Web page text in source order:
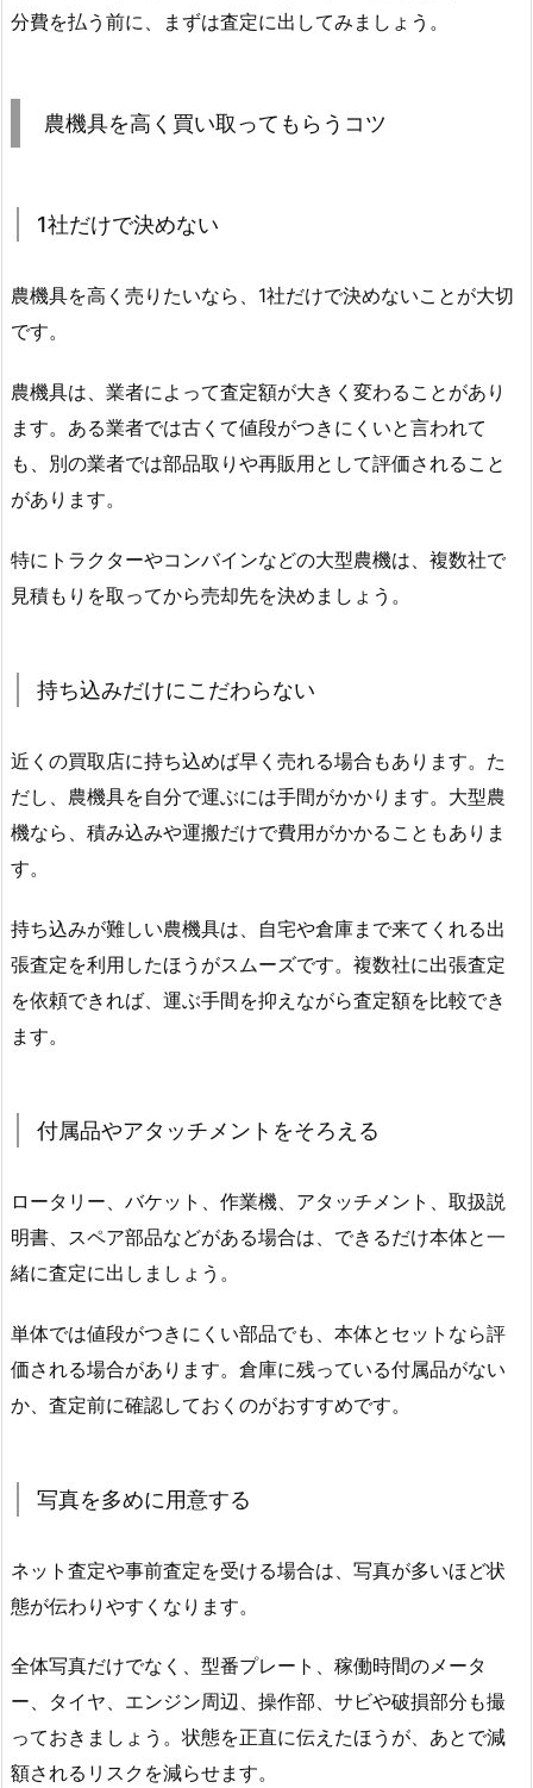
分費を払う前に、まずは査定に出してみましょう。
農機具を高く買い取ってもらうコツ
1社だけで決めない
農機具を高く売りたいなら、1社だけで決めないことが大切
です。
農機具は、業者によって査定額が大きく変わることがあり
ます。ある業者では古くて値段がつきにくいと言われて
も、別の業者では部品取りや再販用として評価されること
があります。
特にトラクターやコンバインなどの大型農機は、複数社で
見積もりを取ってから売却先を決めましょう。
持ち込みだけにこだわらない
近くの買取店に持ち込めば早く売れる場合もあります。た
だし、農機具を自分で運ぶには手間がかかります。大型農
機なら、積み込みや運搬だけで費用がかかることもありま
す。
持ち込みが難しい農機具は、自宅や倉庫まで来てくれる出
張査定を利用したほうがスムーズです。複数社に出張査定
を依頼できれば、運ぶ手間を抑えながら査定額を比較でき
ます。
付属品やアタッチメントをそろえる
ロータリー、バケット、作業機、アタッチメント、取扱説
明書、スペア部品などがある場合は、できるだけ本体と一
緒に査定に出しましょう。
単体では値段がつきにくい部品でも、本体とセットなら評
価される場合があります。倉庫に残っている付属品がない
か、査定前に確認しておくのがおすすめです。
写真を多めに用意する
ネット査定や事前査定を受ける場合は、写真が多いほど状
態が伝わりやすくなります。
全体写真だけでなく、型番プレート、稼働時間のメータ
ー、タイヤ、エンジン周辺、操作部、サビや破損部分も撮
っておきましょう。状態を正直に伝えたほうが、あとで減
額されるリスクを減らせます。